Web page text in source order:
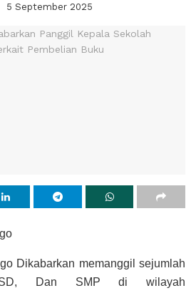
5 September 2025
Dikabarkan memanggil sejumlah
Dan SMP di wilayah